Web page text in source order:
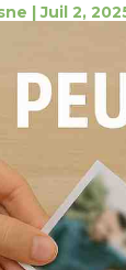
|Juil 2,